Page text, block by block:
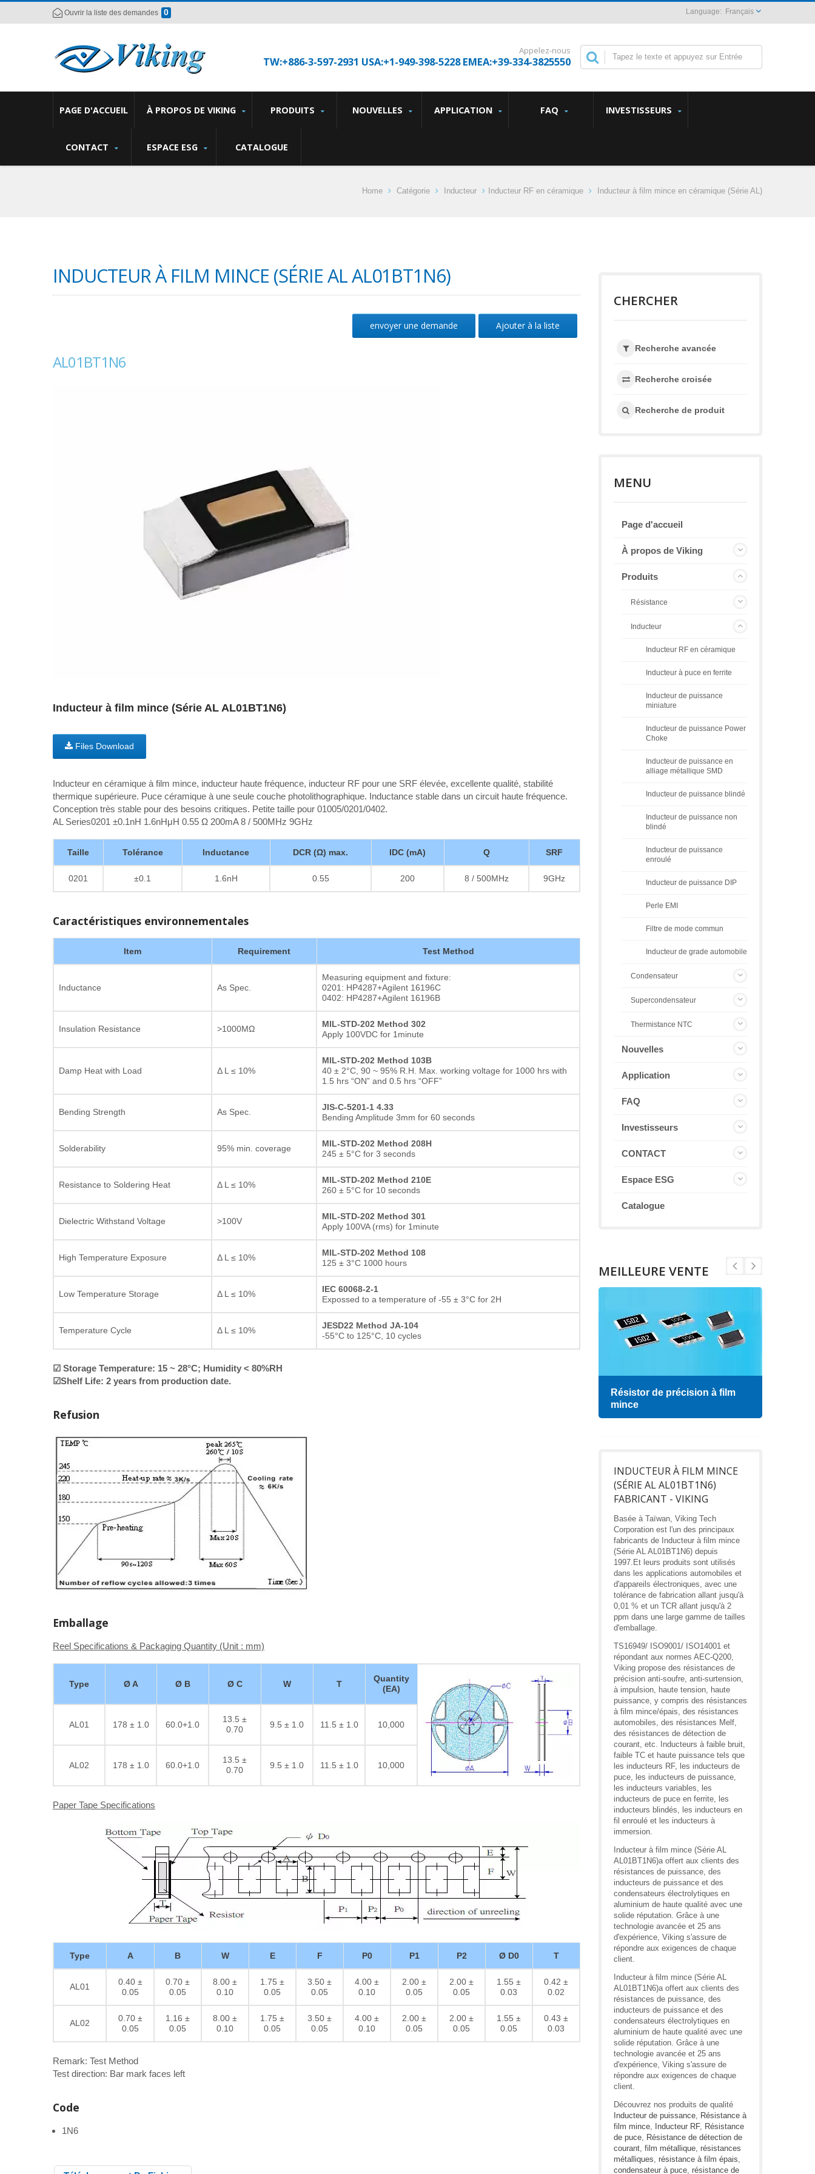
Ouvrir la liste des demandes 0 Français
Appelez-nous
TW:+886-3-597-2931 USA:+1-949-398-5228 EMEA:+39-334-3825550
PAGE D'ACCUEIL À PROPOS DE VIKING PRODUITS NOUVELLES APPLICATION FAQ INVESTISSEURS
CONTACT ESPACE ESG CATALOGUE
Home Catégorie Inducteur Inducteur RF en céramique Inducteur à film mince en céramique (Série AL)
INDUCTEUR À FILM MINCE (SÉRIE AL AL01BT1N6)
envoyer une demande Ajouter à la liste
AL01BT1N6
Inducteur à film mince (Série AL AL01BT1N6)
Files Download
Inducteur en céramique à film mince, inducteur haute fréquence, inducteur RF pour une SRF élevée, excellente qualité, stabilité
thermique supérieure. Puce céramique à une seule couche photolithographique. Inductance stable dans un circuit haute fréquence.
Conception très stable pour des besoins critiques. Petite taille pour 01005/0201/0402.
AL Series0201 ±0.1nH 1.6nHμH 0.55 Ω 200mA 8 / 500MHz 9GHz
Taille Tolérance Inductance DCR (Ω) max. IDC (mA) Q SRF
0201 ±0.1 1.6nH 0.55 200 8 / 500MHz 9GHz
Caractéristiques environnementales
Item Requirement Test Method
Inductance As Spec.
Measuring equipment and fixture:
0201: HP4287+Agilent 16196C
0402: HP4287+Agilent 16196B
Insulation Resistance >1000MΩ
MIL-STD-202 Method 302
Apply 100VDC for 1minute
Damp Heat with Load Δ L ≤ 10%
MIL-STD-202 Method 103B
40 ± 2°C, 90 ~ 95% R.H. Max. working voltage for 1000 hrs with
1.5 hrs “ON” and 0.5 hrs “OFF”
Bending Strength As Spec.
JIS-C-5201-1 4.33
Bending Amplitude 3mm for 60 seconds
Solderability 95% min. coverage
MIL-STD-202 Method 208H
245 ± 5°C for 3 seconds
Resistance to Soldering Heat Δ L ≤ 10%
MIL-STD-202 Method 210E
260 ± 5°C for 10 seconds
Dielectric Withstand Voltage >100V
MIL-STD-202 Method 301
Apply 100VA (rms) for 1minute
High Temperature Exposure Δ L ≤ 10%
MIL-STD-202 Method 108
125 ± 3°C 1000 hours
Low Temperature Storage Δ L ≤ 10%
IEC 60068-2-1
Expossed to a temperature of -55 ± 3°C for 2H
Temperature Cycle Δ L ≤ 10%
JESD22 Method JA-104
-55°C to 125°C, 10 cycles
☑ Storage Temperature: 15 ~ 28°C; Humidity < 80%RH
☑Shelf Life: 2 years from production date.
Refusion
Emballage
Reel Specifications & Packaging Quantity (Unit : mm)
Type Ø A Ø B Ø C W T
Quantity
(EA)
AL01 178 ± 1.0 60.0+1.0
13.5 ±
0.70
9.5 ± 1.0 11.5 ± 1.0 10,000
AL02 178 ± 1.0 60.0+1.0
13.5 ±
0.70
9.5 ± 1.0 11.5 ± 1.0 10,000
Paper Tape Specifications
Type A B W E F P0 P1 P2 Ø D0 T
AL01
0.40 ±
0.05
0.70 ±
0.05
8.00 ±
0.10
1.75 ±
0.05
3.50 ±
0.05
4.00 ±
0.10
2.00 ±
0.05
2.00 ±
0.05
1.55 ±
0.03
0.42 ±
0.02
AL02
0.70 ±
0.05
1.16 ±
0.05
8.00 ±
0.10
1.75 ±
0.05
3.50 ±
0.05
4.00 ±
0.10
2.00 ±
0.05
2.00 ±
0.05
1.55 ±
0.05
0.43 ±
0.03
Remark: Test Method
Test direction: Bar mark faces left
Code
1N6
CHERCHER
Recherche avancée
Recherche croisée
Recherche de produit
MENU
Page d'accueil
À propos de Viking
Produits
Résistance
Inducteur
Inducteur RF en céramique
Inducteur à puce en ferrite
Inducteur de puissance
miniature
Inducteur de puissance Power
Choke
Inducteur de puissance en
alliage métallique SMD
Inducteur de puissance blindé
Inducteur de puissance non
blindé
Inducteur de puissance
enroulé
Inducteur de puissance DIP
Perle EMI
Filtre de mode commun
Inducteur de grade automobile
Condensateur
Supercondensateur
Thermistance NTC
Nouvelles
Application
FAQ
Investisseurs
CONTACT
Espace ESG
Catalogue
MEILLEURE VENTE
Résistor de précision à film
mince
INDUCTEUR À FILM MINCE
(SÉRIE AL AL01BT1N6)
FABRICANT - VIKING
Basée à Taïwan, Viking Tech
Corporation est l'un des principaux
fabricants de Inducteur à film mince
(Série AL AL01BT1N6) depuis
1997.Et leurs produits sont utilisés
dans les applications automobiles et
d'appareils électroniques, avec une
tolérance de fabrication allant jusqu'à
0,01 % et un TCR allant jusqu'à 2
ppm dans une large gamme de tailles
d'emballage.
TS16949/ ISO9001/ ISO14001 et
répondant aux normes AEC-Q200,
Viking propose des résistances de
précision anti-soufre, anti-surtension,
à impulsion, haute tension, haute
puissance, y compris des résistances
à film mince/épais, des résistances
automobiles, des résistances Melf,
des résistances de détection de
courant, etc. Inducteurs à faible bruit,
faible TC et haute puissance tels que
les inducteurs RF, les inducteurs de
puce, les inducteurs de puissance,
les inducteurs variables, les
inducteurs de puce en ferrite, les
inducteurs blindés, les inducteurs en
fil enroulé et les inducteurs à
immersion.
Inducteur à film mince (Série AL
AL01BT1N6)a offert aux clients des
résistances de puissance, des
inducteurs de puissance et des
condensateurs électrolytiques en
aluminium de haute qualité avec une
solide réputation. Grâce à une
technologie avancée et 25 ans
d'expérience, Viking s'assure de
répondre aux exigences de chaque
client.
Inducteur à film mince (Série AL
AL01BT1N6)a offert aux clients des
résistances de puissance, des
inducteurs de puissance et des
condensateurs électrolytiques en
aluminium de haute qualité avec une
solide réputation. Grâce à une
technologie avancée et 25 ans
d'expérience, Viking s'assure de
répondre aux exigences de chaque
client.
Découvrez nos produits de qualité
Inducteur de puissance, Résistance à
film mince, Inducteur RF, Résistance
de puce, Résistance de détection de
courant, film métallique, résistances
métalliques, résistance à film épais,
condensateur à puce, résistance de